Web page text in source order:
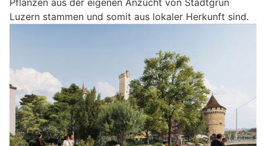
Luzern stammen und somit aus lokaler Herkunft sind.